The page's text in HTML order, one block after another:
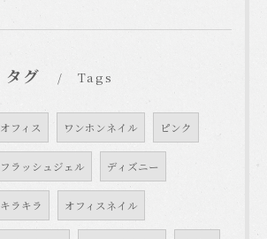
タグ Tags
オフィス ワンホンネイル ピンク
フラッシュジェル ディズニー
キラキラ オフィスネイル